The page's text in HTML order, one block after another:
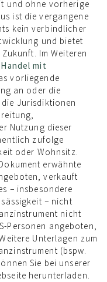
und ohne vorherige
ist die vergangene
kein verbindlicher
und bietet
Im Weiteren
mit
vorliegende
an oder die
Jurisdiktionen
Nutzung dieser
zufolge
oder Wohnsitz.
erwähnte
verkauft
− insbesondere
− nicht
nicht
Personen angeboten,
Unterlagen zum
(bspw.
Sie bei unserer
herunterladen.